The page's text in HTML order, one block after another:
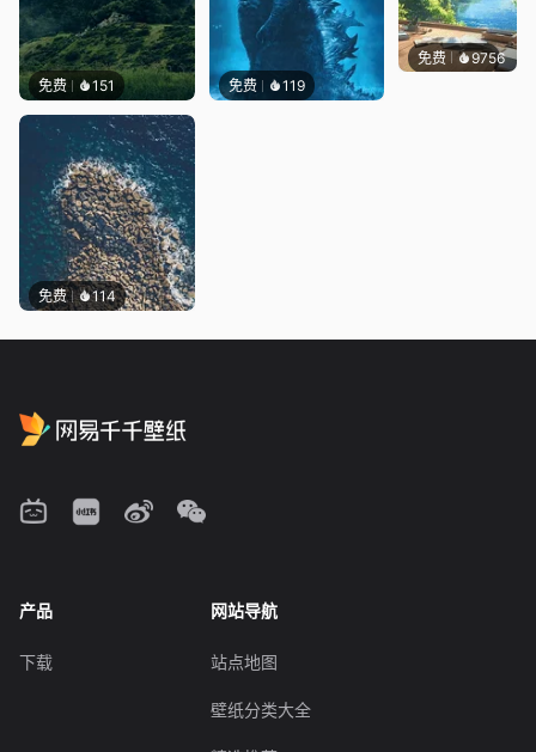
免费 151 免费 119
免费 114
免费 9756叮叮
产品
下载
网站导航
站点地图
壁纸分类大全